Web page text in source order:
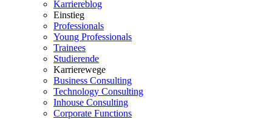
Karriereblog
Einstieg
Professionals
Young Professionals
Trainees
Studierende
Karrierewege
Business Consulting
Technology Consulting
Inhouse Consulting
Corporate Functions